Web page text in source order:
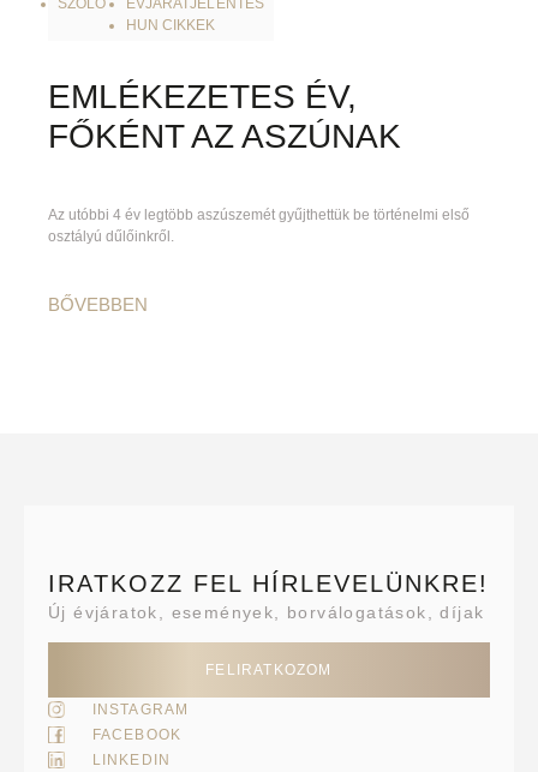
SZŐLŐ
ÉVJÁRATJELENTÉS
HUN CIKKEK
EMLÉKEZETES ÉV,
FŐKÉNT AZ ASZÚNAK
Az utóbbi 4 év legtöbb aszúszemét gyűjthettük be történelmi első
osztályú dűlőinkről.
BŐVEBBEN
IRATKOZZ FEL HÍRLEVELÜNKRE!
Új évjáratok, események, borválogatások, díjak
FELIRATKOZOM
INSTAGRAM
FACEBOOK
LINKEDIN